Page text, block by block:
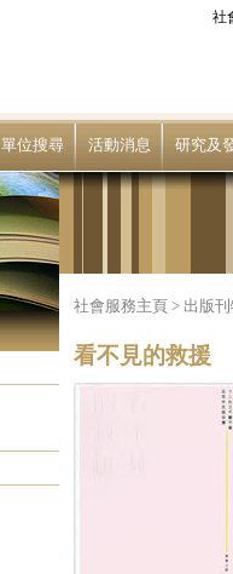
社
單位搜尋 活動消息 研究及
社會服務主頁 > 出版
看不見的救援